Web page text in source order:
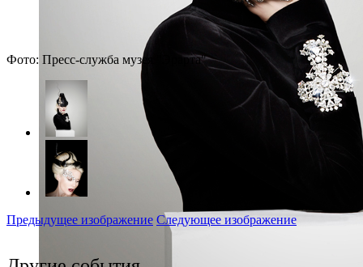
Фото: Пресс-служба музея "Эрарта"
Предыдущее изображение Следующее изображение